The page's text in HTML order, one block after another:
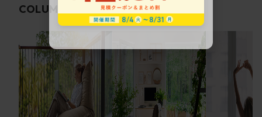
COLUMN 関連コラム